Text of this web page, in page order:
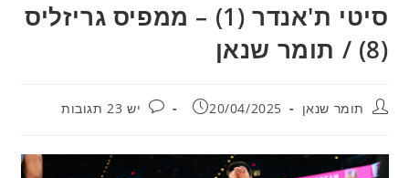
סיטי ת'אנדר (1) – ממפיס גריזליס
(8) / תומר שנאן
מחבר:תומר שנאן פורסם:
20/04/2025 תגובות:
יש 23 תגובות